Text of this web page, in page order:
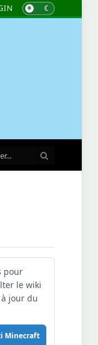
pour
le wiki
jour du
Minecraft